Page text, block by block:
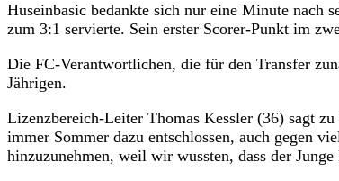
Huseinbasic bedankte sich nur eine Minute nach
zum 3:1 servierte. Sein erster Scorer-Punkt im
Die FC-Verantwortlichen, die für den Transfer
Jährigen.
Lizenzbereich-Leiter Thomas Kessler (36) sagt
immer Sommer dazu entschlossen, auch gegen
hinzuzunehmen, weil wir wussten, dass der Junge